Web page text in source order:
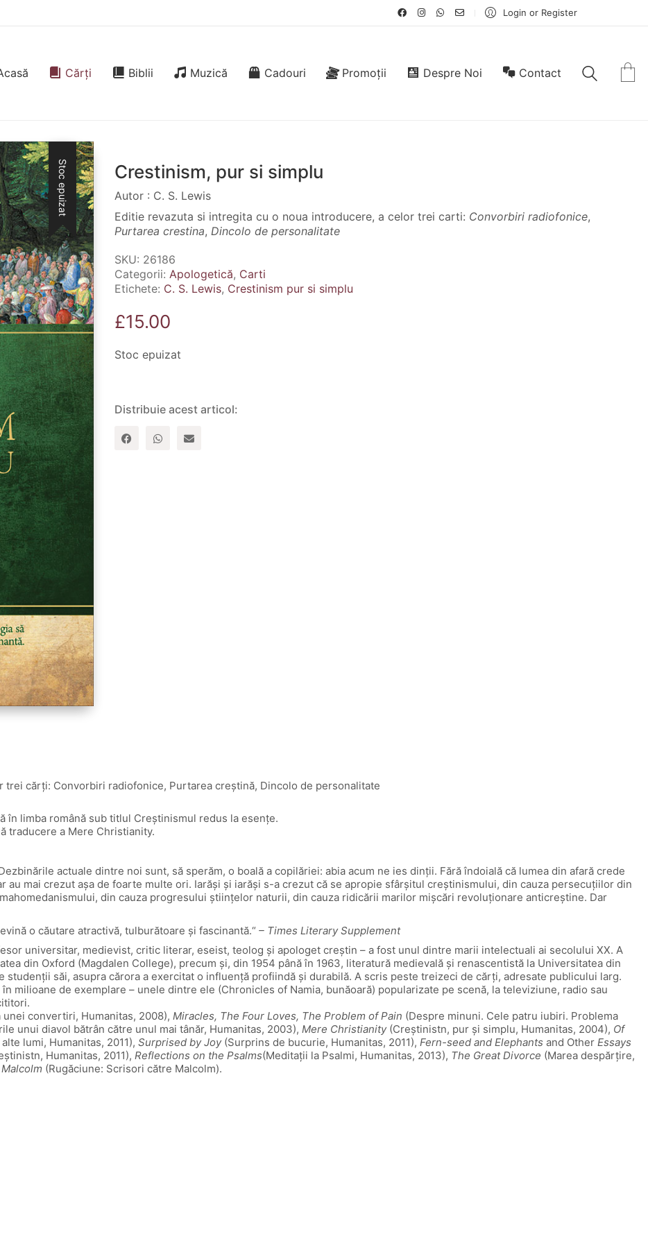
Login or Register
Cărți Biblii Muzică Cadouri Promoții Despre Noi Contact
Stoc epuizat Crestinism, pur si simplu
Autor : C. S. Lewis
Editie revazuta si intregita cu o noua introducere, a celor trei carti: Convorbiri radiofonice,
Purtarea crestina, Dincolo de personalitate
SKU: 26186
Categorii: Apologetică, Carti
Etichete: C. S. Lewis, Crestinism pur si simplu
£15.00
Stoc epuizat
Distribuie acest articol:
cărţi: Convorbiri radiofonice, Purtarea creștină, Dincolo de personalitate
limba română sub titlul Creștinismul redus la esențe.
traducere a Mere Christianity.
actuale dintre noi sunt, să sperăm, o boală a copilăriei: abia acum ne ies dinții. Fără îndoială că lumea din afară crede
au mai crezut așa de foarte multe ori. Iarăși și iarăși s-a crezut că se apropie sfârșitul creștinismului, din cauza persecuțiilor din
din cauza progresului științelor naturii, din cauza ridicării marilor mișcări revoluționare anticreștine. Dar
o căutare atractivă, tulburătoare și fascinantă.“ – Times Literary Supplement
universitar, medievist, critic literar, eseist, teolog şi apologet creştin – a fost unul dintre marii intelectuali ai secolului XX. A
din Oxford (Magdalen College), precum şi, din 1954 până în 1963, literatură medievală şi renascentistă la Universitatea din
săi, asupra cărora a exercitat o influenţă profiindă şi durabilă. A scris peste treizeci de cărţi, adresate publicului larg.
milioane de exemplare – unele dintre ele (Chronicles of Namia, bunăoară) popularizate pe scenă, la televiziune, radio sau
convertiri, Humanitas, 2008), Miracles, The Four Loves, The Problem of Pain (Despre minuni. Cele patru iubiri. Problema
unui diavol bătrân către unul mai tânăr, Humanitas, 2003), Mere Christianity(Creştinistn, pur şi simplu, Humanitas, 2004), Of
lumi, Humanitas, 2011), Surprised by Joy(Surprins de bucurie, Humanitas, 2011), Fern-seed and Elephants and Other Essays
Humanitas, 2011), Reflections on the Psalms(Meditaţii la Psalmi, Humanitas, 2013), The Great Divorce (Marea despărţire,
(Rugăciune: Scrisori către Malcolm).